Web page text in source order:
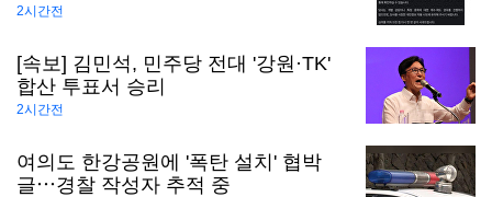
2시간전
[속보] 김민석, 민주당 전대 '강원·TK'
합산 투표서 승리
2시간전
여의도 한강공원에 '폭탄 설치' 협박
글⋯경찰 작성자 추적 중